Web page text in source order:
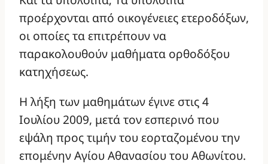
προέρχονται από οικογένειες ετεροδόξων,
οι οποίες τα επιτρέπουν να
παρακολουθούν μαθήματα ορθοδόξου
κατηχήσεως.
Η λήξη των μαθημάτων έγινε στις 4
Ιουλίου 2009, μετά τον εσπερινό που
εψάλη προς τιμήν του εορταζομένου την
επομένην Αγίου Αθανασίου του Αθωνίτου.